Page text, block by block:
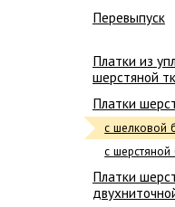
Перевыпуск
Платки из
шерстяной
Платки
с шелковой
с
Платки